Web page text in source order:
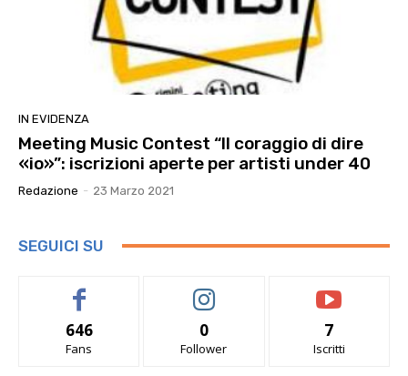
IN EVIDENZA
Meeting Music Contest “Il coraggio di dire
«io»”: iscrizioni aperte per artisti under 40
Redazione - 23 Marzo 2021
SEGUICI SU
646
Fans
0
Follower
7
Iscritti